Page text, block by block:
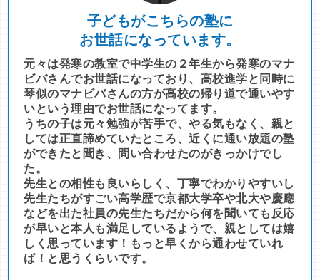
子どもがこちらの塾に
お世話になっています。
元々は発寒の教室で中学生の２年生から発寒のマナ
ビバさんでお世話になっており、高校進学と同時に
琴似のマナビバさんの方が高校の帰り道で通いやす
いという理由でお世話になってます。
うちの子は元々勉強が苦手で、やる気もなく、親と
しては正直諦めていたところ、近くに通い放題の塾
ができたと聞き、問い合わせたのがきっかけでし
た。
先生との相性も良いらしく、丁寧でわかりやすいし
先生たちがすごい高学歴で京都大学卒や北大や慶應
などを出た社員の先生たちだから何を聞いても反応
が早いと本人も満足しているようで、親としては嬉
しく思っています！もっと早くから通わせていれ
ば！と思うくらいです。